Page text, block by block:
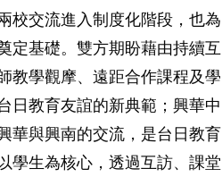
校交流進入制度化階段，也為
定基礎。雙方期盼藉由持續互
教學觀摩、遠距合作課程及學
日教育友誼的新典範；興華中
華與興南的交流，是台日教育
學生為核心，透過互訪、課堂